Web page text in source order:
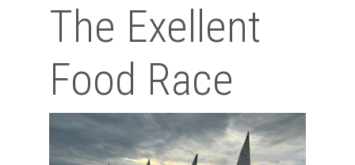
The Exellent
Food Race